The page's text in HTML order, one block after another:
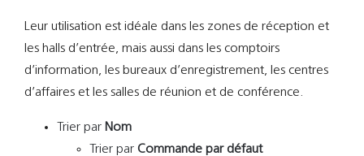
Leur utilisation est idéale dans les zones de réception et
les halls d’entrée, mais aussi dans les comptoirs
d’information, les bureaux d’enregistrement, les centres
d’affaires et les salles de réunion et de conférence.
Trier par Nom
Trier par Commande par défaut